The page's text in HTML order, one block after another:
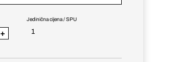
Jedinična cijena / SPU
1
+